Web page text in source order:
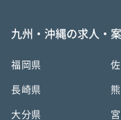
九州・沖縄の求人・
福岡県
長崎県
大分県